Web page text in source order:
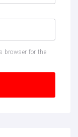
browser for the